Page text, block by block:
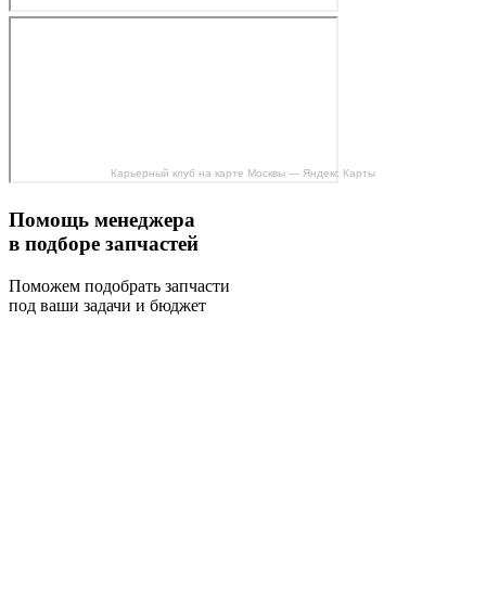
Карьерный клуб на карте Москвы — Яндекс Карты
Помощь менеджера
в подборе запчастей
Поможем подобрать запчасти
под ваши задачи и бюджет